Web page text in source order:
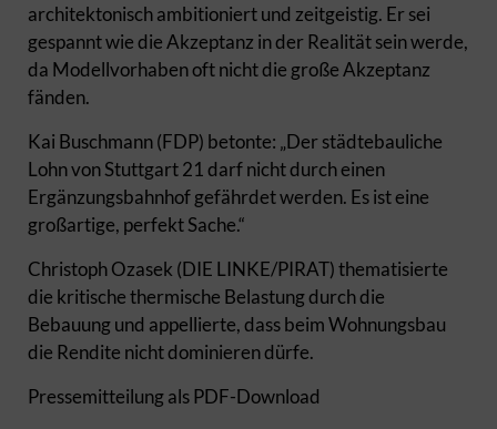
architektonisch ambitioniert und zeitgeistig. Er sei
gespannt wie die Akzeptanz in der Realität sein werde,
da Modellvorhaben oft nicht die große Akzeptanz
fänden.
Kai Buschmann (FDP) betonte: „Der städtebauliche
Lohn von Stuttgart 21 darf nicht durch einen
Ergänzungsbahnhof gefährdet werden. Es ist eine
großartige, perfekt Sache.“
Christoph Ozasek (DIE LINKE/PIRAT) thematisierte
die kritische thermische Belastung durch die
Bebauung und appellierte, dass beim Wohnungsbau
die Rendite nicht dominieren dürfe.
Pressemitteilung als PDF-Download